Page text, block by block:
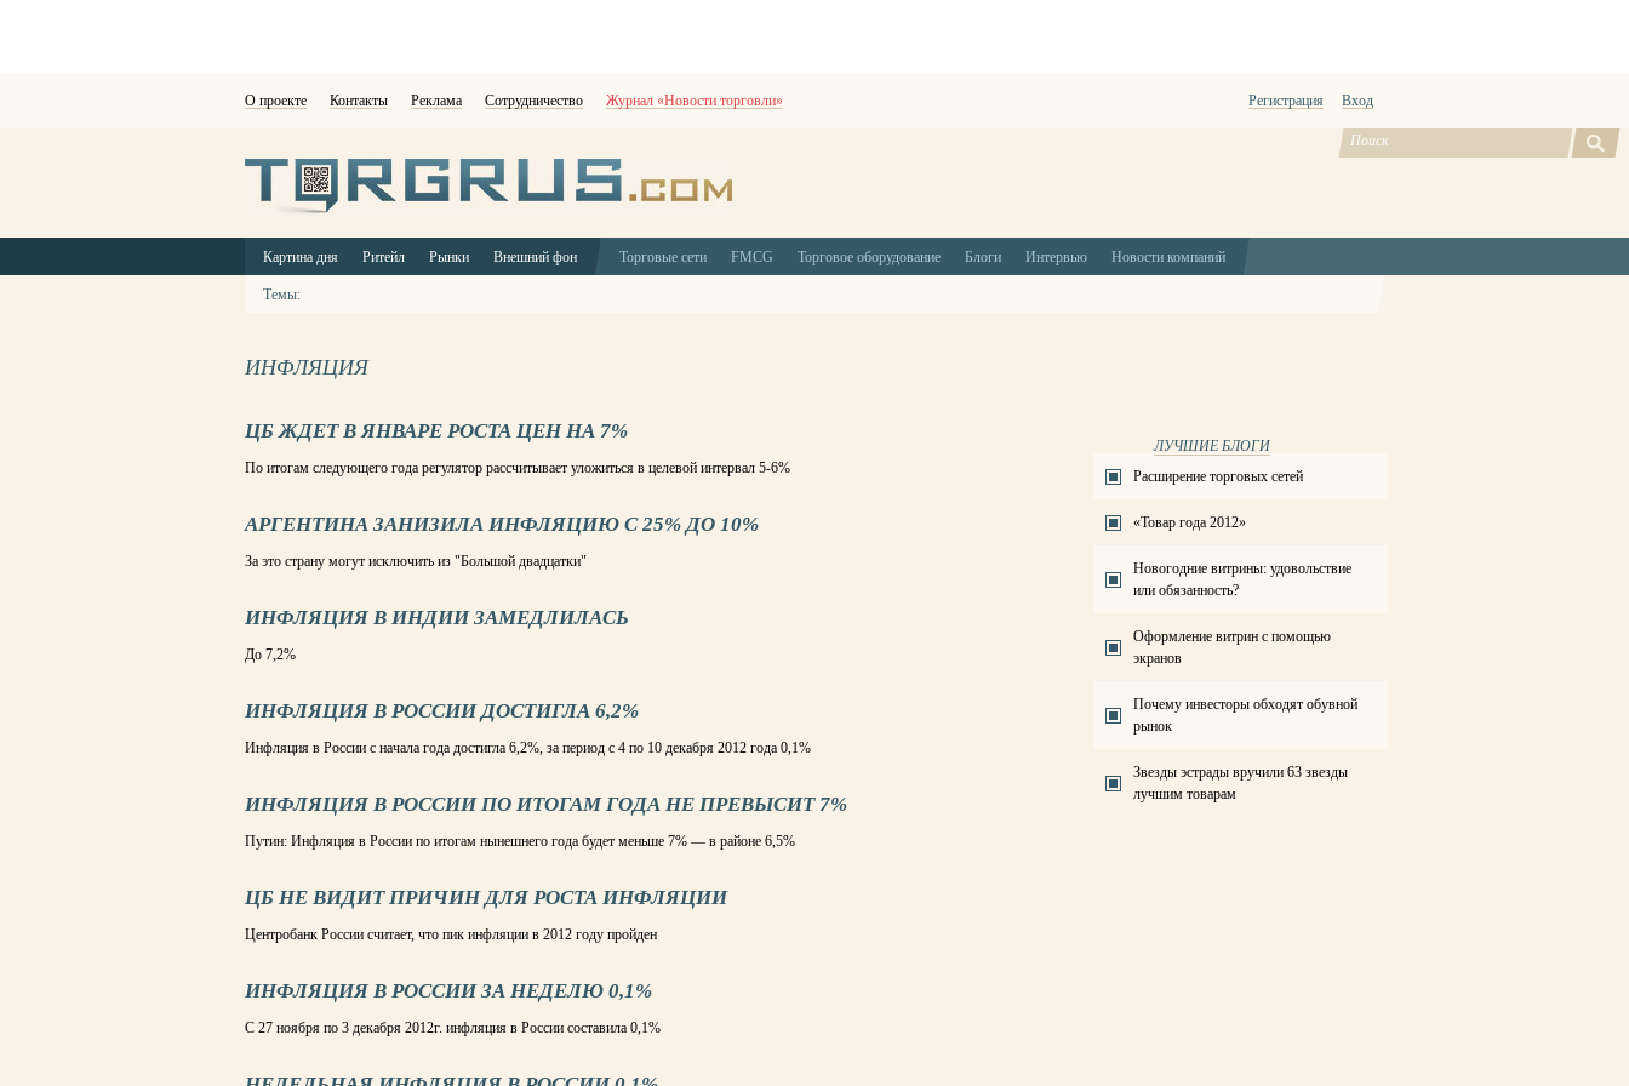
О проекте Контакты Реклама Сотрудничество Журнал «Новости торговли» Регистрация Вход
Картина дня Ритейл Рынки Внешний фон Торговые сети FMCG Торговое оборудование Блоги Интервью Новости компаний
Темы:
ИНФЛЯЦИЯ
ЦБ ЖДЕТ В ЯНВАРЕ РОСТА ЦЕН НА 7%
По итогам следующего года регулятор рассчитывает уложиться в целевой интервал 5-6%
АРГЕНТИНА ЗАНИЗИЛА ИНФЛЯЦИЮ С 25% ДО 10%
За это страну могут исключить из "Большой двадцатки"
ИНФЛЯЦИЯ В ИНДИИ ЗАМЕДЛИЛАСЬ
До 7,2%
ИНФЛЯЦИЯ В РОССИИ ДОСТИГЛА 6,2%
Инфляция в России с начала года достигла 6,2%, за период с 4 по 10 декабря 2012 года 0,1%
ИНФЛЯЦИЯ В РОССИИ ПО ИТОГАМ ГОДА НЕ ПРЕВЫСИТ 7%
Путин: Инфляция в России по итогам нынешнего года будет меньше 7% — в районе 6,5%
ЦБ НЕ ВИДИТ ПРИЧИН ДЛЯ РОСТА ИНФЛЯЦИИ
Центробанк России считает, что пик инфляции в 2012 году пройден
ИНФЛЯЦИЯ В РОССИИ ЗА НЕДЕЛЮ 0,1%
С 27 ноября по 3 декабря 2012г. инфляция в России составила 0,1%
ЛУЧШИЕ БЛОГИ
Расширение торговых сетей
«Товар года 2012»
Новогодние витрины: удовольствие
или обязанность?
Оформление витрин с помощью
экранов
Почему инвесторы обходят обувной
рынок
Звезды эстрады вручили 63 звезды
лучшим товарам